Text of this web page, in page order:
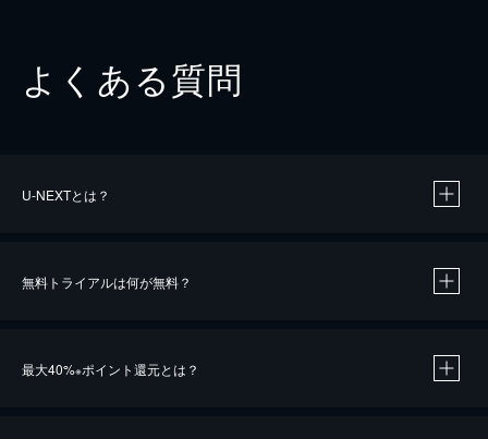
よくある質問
U-NEXTとは？
無料トライアルは何が無料？
最大40%※ポイント還元とは？